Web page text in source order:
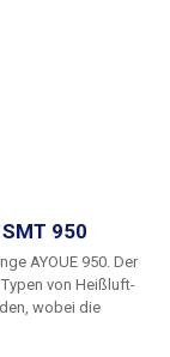
950
AYOUE 950. Der
von Heißluft-
wobei die